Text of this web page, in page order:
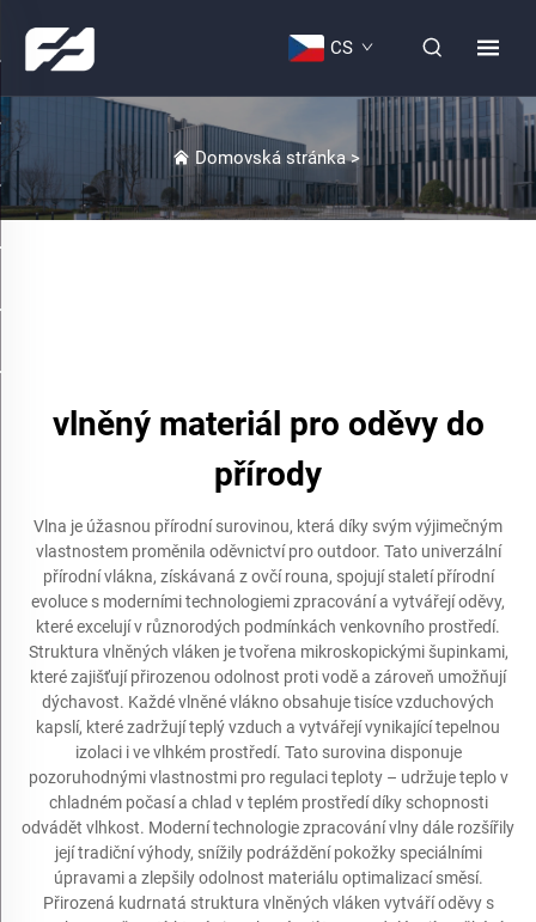
CS
Domovská stránka>
vlněný materiál pro oděvy do
přírody
Vlna je úžasnou přírodní surovinou, která díky svým výjimečným
vlastnostem proměnila oděvnictví pro outdoor. Tato univerzální
přírodní vlákna, získávaná z ovčí rouna, spojují staletí přírodní
evoluce s moderními technologiemi zpracování a vytvářejí oděvy,
které excelují v různorodých podmínkách venkovního prostředí.
Struktura vlněných vláken je tvořena mikroskopickými šupinkami,
které zajišťují přirozenou odolnost proti vodě a zároveň umožňují
dýchavost. Každé vlněné vlákno obsahuje tisíce vzduchových
kapslí, které zadržují teplý vzduch a vytvářejí vynikající tepelnou
izolaci i ve vlhkém prostředí. Tato surovina disponuje
pozoruhodnými vlastnostmi pro regulaci teploty – udržuje teplo v
chladném počasí a chlad v teplém prostředí díky schopnosti
odvádět vlhkost. Moderní technologie zpracování vlny dále rozšířily
její tradiční výhody, snížily podráždění pokožky speciálními
úpravami a zlepšily odolnost materiálu optimalizací směsí.
Přirozená kudrnatá struktura vlněných vláken vytváří oděvy s